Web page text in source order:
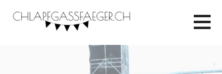
Inhalt